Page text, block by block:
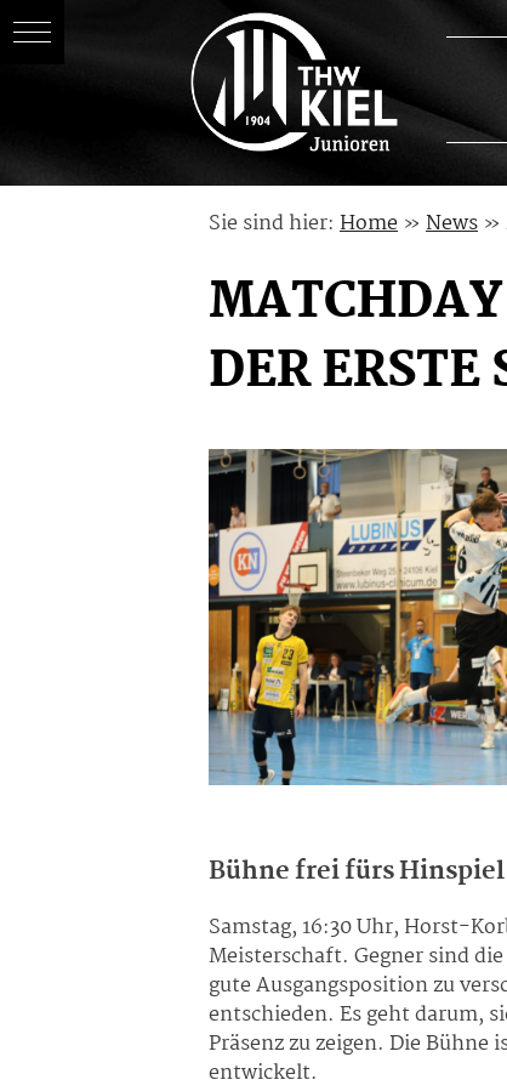
Sie sind hier: Home » News »
DER
Bühne frei fürs Hinspiel
Samstag, 16:30 Uhr, Horst-
Meisterschaft. Gegner sind die
gute Ausgangsposition zu
entschieden. Es geht darum,
Präsenz zu zeigen. Die
entwickelt.